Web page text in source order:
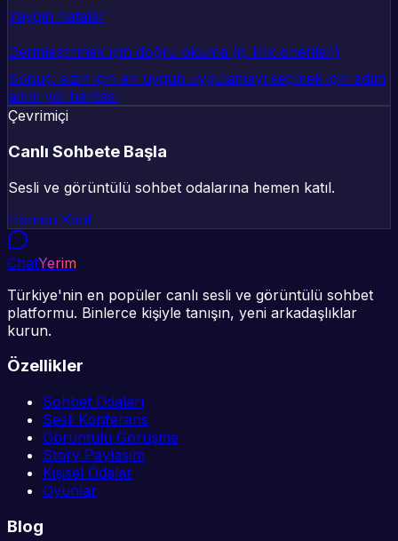
Yaygın hatalar
Derinleştirmek için doğru okuma (iç link önerileri)
Sonuç: sizin için en uygun uygulamayı seçmek için adım
adım yol haritası
Çevrimiçi
Canlı Sohbete Başla
Sesli ve görüntülü sohbet odalarına hemen katıl.
Hemen Katıl
ChatYerim
Türkiye'nin en popüler canlı sesli ve görüntülü sohbet
platformu. Binlerce kişiyle tanışın, yeni arkadaşlıklar
kurun.
Özellikler
Sohbet Odaları
Sesli Konferans
Görüntülü Görüşme
Story Paylaşım
Kişisel Odalar
Oyunlar
Blog